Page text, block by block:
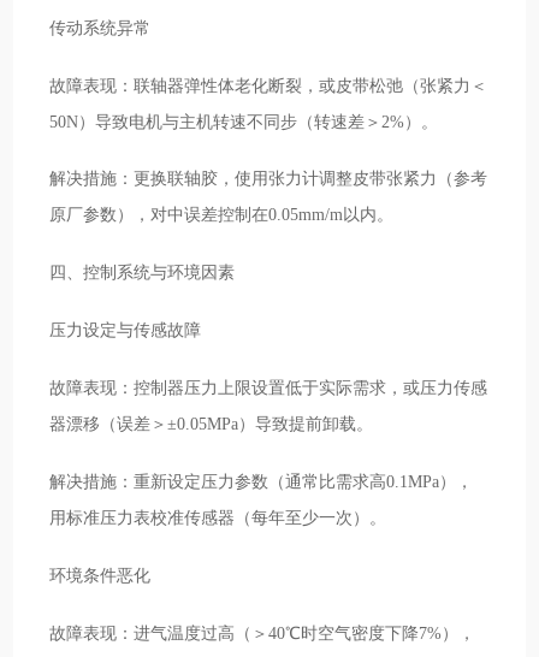
传动系统异常
故障表现：联轴器弹性体老化断裂，或皮带松弛（张紧力＜
50N）导致电机与主机转速不同步（转速差＞2%）。
解决措施：更换联轴胶，使用张力计调整皮带张紧力（参考
原厂参数），对中误差控制在0.05mm/m以内。
四、控制系统与环境因素
压力设定与传感故障
故障表现：控制器压力上限设置低于实际需求，或压力传感
器漂移（误差＞±0.05MPa）导致提前卸载。
解决措施：重新设定压力参数（通常比需求高0.1MPa），
用标准压力表校准传感器（每年至少一次）。
环境条件恶化
故障表现：进气温度过高（＞40℃时空气密度下降7%），